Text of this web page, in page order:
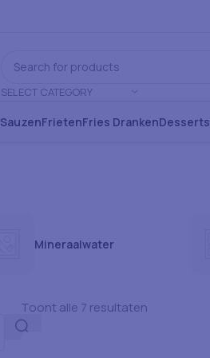
SELECT CATEGORY
SauzenFrietenFries DrankenDesserts
Mineraalwater
Toont alle 7 resultaten